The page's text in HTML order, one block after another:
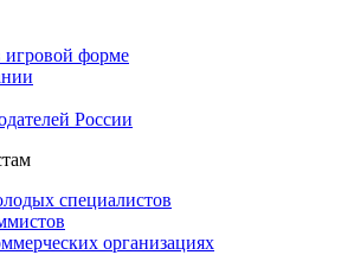
форме
России
специалистов
организациях